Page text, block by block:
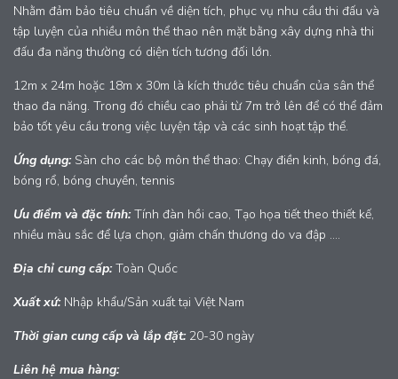
Nhằm đảm bảo tiêu chuẩn về diện tích, phục vụ nhu cầu thi đấu và
tập luyện của nhiều môn thể thao nên mặt bằng xây dựng nhà thi
đấu đa năng thường có diện tích tương đối lớn.
12m x 24m hoặc 18m x 30m là kích thước tiêu chuẩn của sân thể
thao đa năng. Trong đó chiều cao phải từ 7m trở lên để có thể đảm
bảo tốt yêu cầu trong việc luyện tập và các sinh hoạt tập thể.
Ứng dụng:Sàn cho các bộ môn thể thao: Chạy điền kinh, bóng đá,
bóng rổ, bóng chuyền, tennis
Ưu điểm và đặc tính:Tính đàn hồi cao, Tạo họa tiết theo thiết kế,
nhiều màu sắc để lựa chọn, giảm chấn thương do va đập ….
Địa chỉ cung cấp:Toàn Quốc
Xuấtxứ:Nhập khẩu/Sản xuất tại Việt Nam
Thời gian cung cấp và lắp đặt:20-30 ngày
Liên hệ mua hàng: